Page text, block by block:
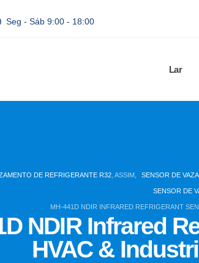
Seg - Sáb 9:00 - 18:00
Lar
DE REFRIGERANTE R32, ASSIM, SENSOR DE
SENSOR DE
MH-441D NDIR INFRARED REFRIGERANT
NDIR Infrared
HVAC &